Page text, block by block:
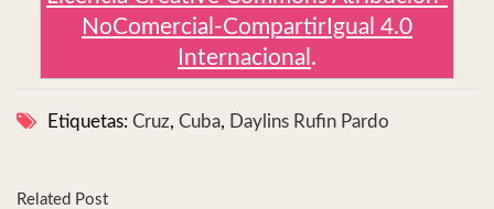
NoComercial-CompartirIgual 4.0
Internacional .
Etiquetas: Cruz, Cuba, Daylins Rufin Pardo
Related Post